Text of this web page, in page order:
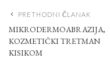
PRETHODNI ČLANAK
MIKRODERMOABRAZIJA,
KOZMETIČKI TRETMAN
KISIKOM